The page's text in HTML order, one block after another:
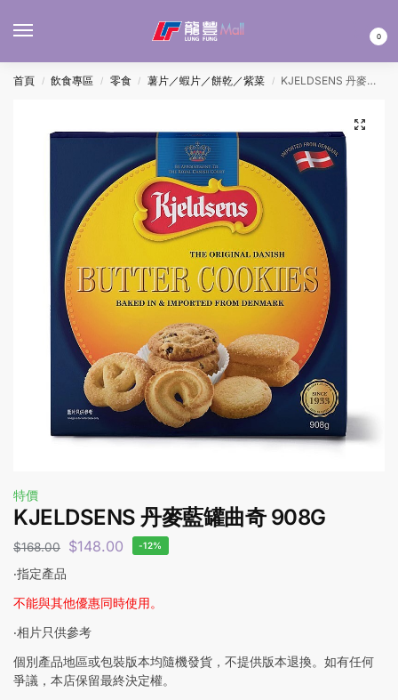
0
首頁 / 飲食專區 / 零食 / 薯片／蝦片／餅乾／紫菜 / KJELDSENS 丹麥藍罐曲奇 908G
特價
KJELDSENS 丹麥藍罐曲奇 908G
$168.00 $148.00 -12%
‧指定產品
不能與其他優惠同時使用。
‧相片只供參考
個別產品地區或包裝版本均隨機發貨，不提供版本退換。如有任何
爭議，本店保留最終決定權。